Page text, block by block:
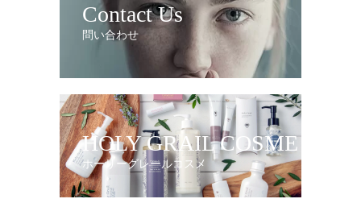
Contact Us
問い合わせ
HOLY GRAIL COSME
ホーリーグレールコスメ